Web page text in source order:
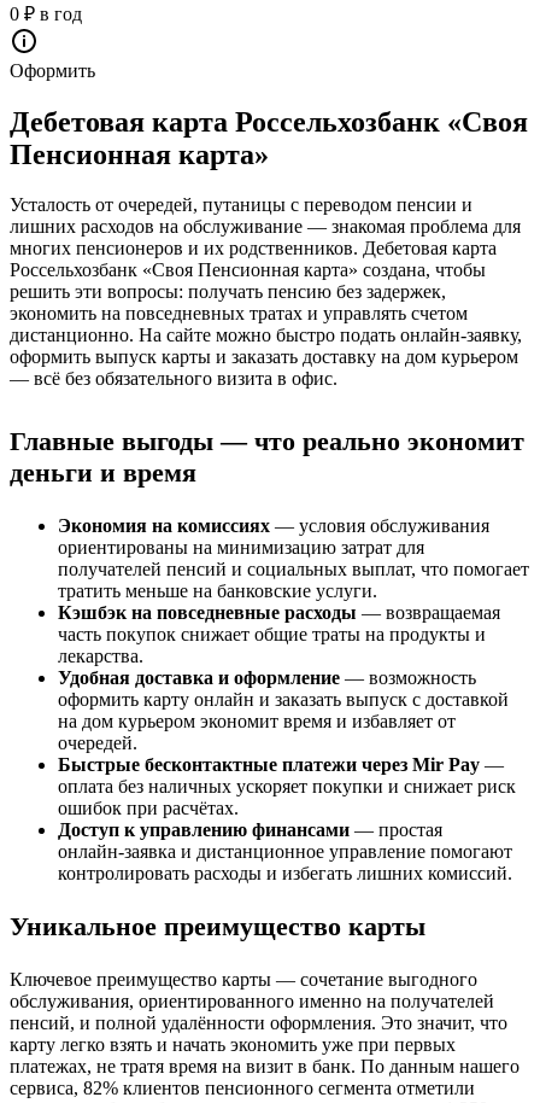
0 ₽ в год
Оформить
Дебетовая карта Россельхозбанк «Своя
Пенсионная карта»
Усталость от очередей, путаницы с переводом пенсии и
лишних расходов на обслуживание — знакомая проблема для
многих пенсионеров и их родственников. Дебетовая карта
Россельхозбанк «Своя Пенсионная карта» создана, чтобы
решить эти вопросы: получать пенсию без задержек,
экономить на повседневных тратах и управлять счетом
дистанционно. На сайте можно быстро подать онлайн-заявку,
оформить выпуск карты и заказать доставку на дом курьером
— всё без обязательного визита в офис.
Главные выгоды — что реально экономит
деньги и время
Экономия на комиссиях — условия обслуживания
ориентированы на минимизацию затрат для
получателей пенсий и социальных выплат, что помогает
тратить меньше на банковские услуги.
Кэшбэк на повседневные расходы — возвращаемая
часть покупок снижает общие траты на продукты и
лекарства.
Удобная доставка и оформление — возможность
оформить карту онлайн и заказать выпуск с доставкой
на дом курьером экономит время и избавляет от
очередей.
Быстрые бесконтактные платежи через Mir Pay —
оплата без наличных ускоряет покупки и снижает риск
ошибок при расчётах.
Доступ к управлению финансами — простая
онлайн‑заявка и дистанционное управление помогают
контролировать расходы и избегать лишних комиссий.
Уникальное преимущество карты
Ключевое преимущество карты — сочетание выгодного
обслуживания, ориентированного именно на получателей
пенсий, и полной удалённости оформления. Это значит, что
карту легко взять и начать экономить уже при первых
платежах, не тратя время на визит в банк. По данным нашего
сервиса, 82% клиентов пенсионного сегмента отметили